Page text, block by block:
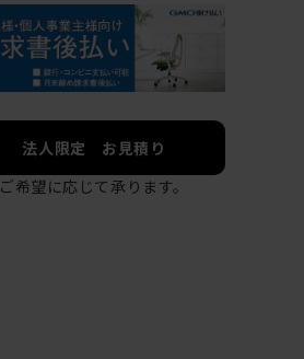
法人限定 お見積り
ご希望に応じて承ります。